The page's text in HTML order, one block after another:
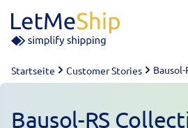
Startseite Customer Stories
Bausol-RS